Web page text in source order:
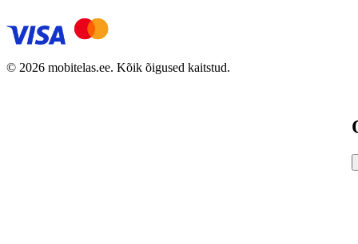
© 2026 mobitelas.ee. Kõik õigused kaitstud.